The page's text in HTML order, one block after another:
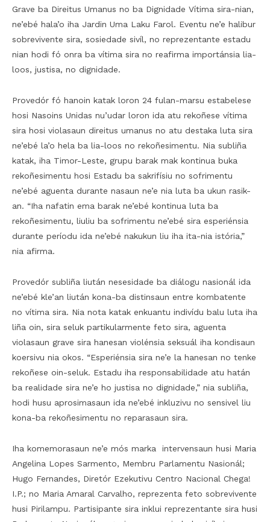
Grave ba Direitus Umanus no ba Dignidade Vítima sira-nian,
ne’ebé hala’o iha Jardin Uma Laku Farol. Eventu ne’e halibur
sobrevivente sira, sosiedade sivíl, no reprezentante estadu
nian hodi fó onra ba vítima sira no reafirma importánsia lia-
loos, justisa, no dignidade.
Provedór fó hanoin katak loron 24 fulan-marsu estabelese
hosi Nasoins Unidas nu’udar loron ida atu rekoñese vítima
sira hosi violasaun direitus umanus no atu destaka luta sira
ne’ebé la’o hela ba lia-loos no rekoñesimentu. Nia subliña
katak, iha Timor-Leste, grupu barak mak kontinua buka
rekoñesimentu hosi Estadu ba sakrifísiu no sofrimentu
ne’ebé aguenta durante nasaun ne’e nia luta ba ukun rasik-
an. “Iha nafatin ema barak ne’ebé kontinua luta ba
rekoñesimentu, liuliu ba sofrimentu ne’ebé sira esperiénsia
durante períodu ida ne’ebé nakukun liu iha ita-nia istória,”
nia afirma.
Provedór subliña liután nesesidade ba diálogu nasionál ida
ne’ebé kle’an liután kona-ba distinsaun entre kombatente
no vítima sira. Nia nota katak enkuantu indivídu balu luta iha
liña oin, sira seluk partikularmente feto sira, aguenta
violasaun grave sira hanesan violénsia seksuál iha kondisaun
koersivu nia okos. “Esperiénsia sira ne’e la hanesan no tenke
rekoñese oin-seluk. Estadu iha responsabilidade atu hatán
ba realidade sira ne’e ho justisa no dignidade,” nia subliña,
hodi husu aprosimasaun ida ne’ebé inkluzivu no sensivel liu
kona-ba rekoñesimentu no reparasaun sira.
Iha komemorasaun ne’e mós marka intervensaun husi Maria
Angelina Lopes Sarmento, Membru Parlamentu Nasionál;
Hugo Fernandes, Diretór Ezekutivu Centro Nacional Chega!
I.P.; no Maria Amaral Carvalho, reprezenta feto sobrevivente
husi Pirilampu. Partisipante sira inklui reprezentante sira husi